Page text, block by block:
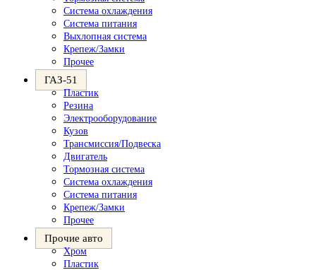
Система охлаждения
Система питания
Выхлопная система
Крепеж/Замки
Прочее
ГАЗ-51
Пластик
Резина
Электрооборудование
Кузов
Трансмиссия/Подвеска
Двигатель
Тормозная система
Система охлаждения
Система питания
Крепеж/Замки
Прочее
Прочие авто
Хром
Пластик